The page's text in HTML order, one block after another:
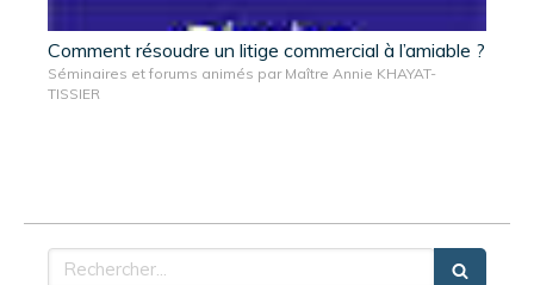
Comment résoudre un litige commercial à l’amiable ?
Séminaires et forums animés par Maître Annie KHAYAT-
TISSIER
Rechercher